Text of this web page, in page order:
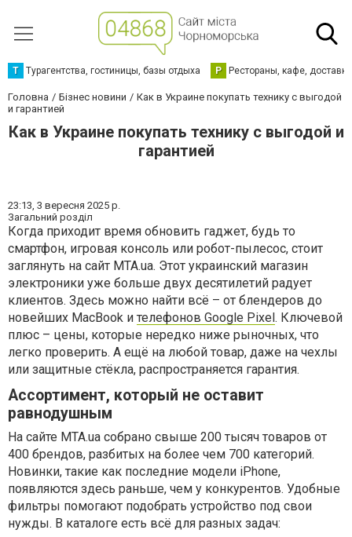
Т Турагентства, гостиницы, базы отдыха Р Рестораны, кафе,
Головна Бізнес новини
Как в Украине покупать технику с выгодой
и гарантией
Как в Украине покупать технику с выгодой и
гарантией
23:13, 3 вересня 2025 р.
Загальний розділ
Когда приходит время обновить гаджет, будь то
смартфон, игровая консоль или робот-пылесос, стоит
заглянуть на сайт MTA.ua. Этот украинский магазин
электроники уже больше двух десятилетий радует
клиентов. Здесь можно найти всё – от блендеров до
новейших MacBook и телефонов Google Pixel. Ключевой
плюс – цены, которые нередко ниже рыночных, что
легко проверить. А ещё на любой товар, даже на чехлы
или защитные стёкла, распространяется гарантия.
Ассортимент, который не оставит
равнодушным
На сайте MTA.ua собрано свыше 200 тысяч товаров от
400 брендов, разбитых на более чем 700 категорий.
Новинки, такие как последние модели iPhone,
появляются здесь раньше, чем у конкурентов. Удобные
фильтры помогают подобрать устройство под свои
нужды. В каталоге есть всё для разных задач: